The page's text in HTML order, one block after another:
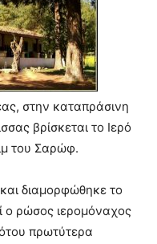
στην καταπράσινη
βρίσκεται το Ιερό
του Σαρώφ.
διαμορφώθηκε το
ο ρώσος ιερομόναχος
πρωτύτερα